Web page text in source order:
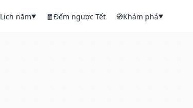
Lịch năm▼ 🧧Đếm ngược Tết 🧭Khám phá▼